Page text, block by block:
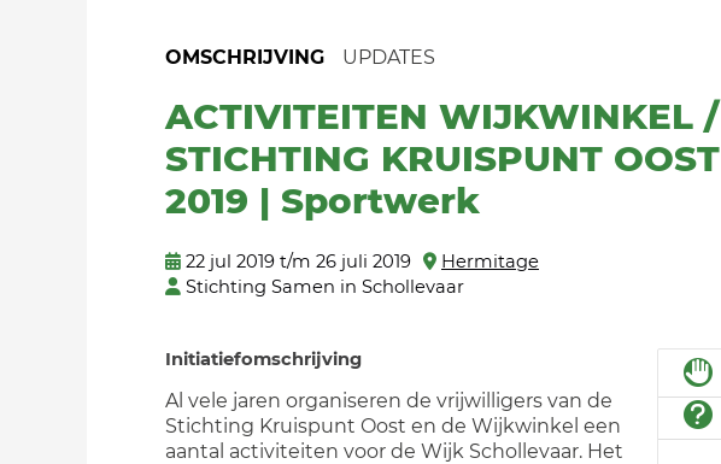
OMSCHRIJVING UPDATES
ACTIVITEITEN WIJKWINKEL /
STICHTING KRUISPUNT OOST
2019 | Sportwerk
22 jul 2019 t/m 26 juli 2019
Hermitage
Stichting Samen in Schollevaar
Initiatiefomschrijving
Al vele jaren organiseren de vrijwilligers van de
Stichting Kruispunt Oost en de Wijkwinkel een
aantal activiteiten voor de Wijk Schollevaar. Het